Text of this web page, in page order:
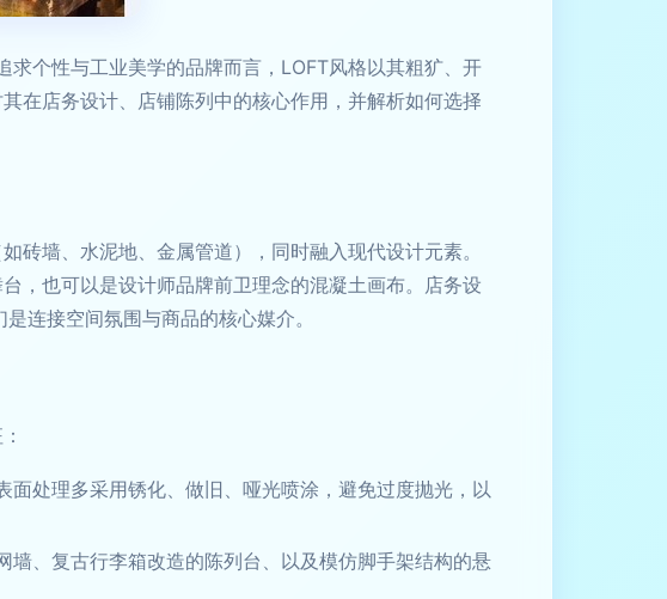
个性与工业美学的品牌而言，LOFT风格以其粗犷、开
在店务设计、店铺陈列中的核心作用，并解析如何选择
砖墙、水泥地、金属管道），同时融入现代设计元素。
，也可以是设计师品牌前卫理念的混凝土画布。店务设
连接空间氛围与商品的核心媒介。
面处理多采用锈化、做旧、哑光喷涂，避免过度抛光，以
、复古行李箱改造的陈列台、以及模仿脚手架结构的悬